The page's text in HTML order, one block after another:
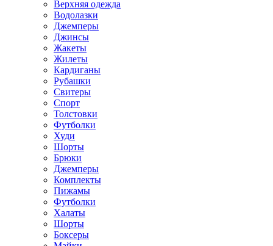
Верхняя одежда
Водолазки
Джемперы
Джинсы
Жакеты
Жилеты
Кардиганы
Рубашки
Свитеры
Спорт
Толстовки
Футболки
Худи
Шорты
Брюки
Джемперы
Комплекты
Пижамы
Футболки
Халаты
Шорты
Боксеры